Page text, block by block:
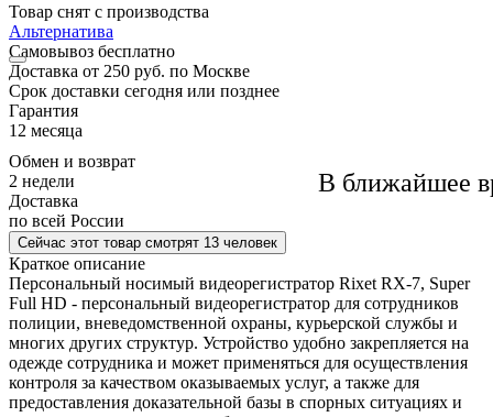
Товар снят с производства
В ближайшее
Альтернатива
Самовывоз бесплатно
Доставка от 250 руб. по Москве
Cрок доставки сегодня или позднее
Гарантия
12 месяца
Обмен и возврат
2 недели
Доставка
по всей России
Сейчас этот товар смотрят 13 человек
Краткое описание
Персональный носимый видеорегистратор Rixet RX-7, Super
Full HD - персональный видеорегистратор для сотрудников
полиции, вневедомственной охраны, курьерской службы и
многих других структур. Устройство удобно закрепляется на
одежде сотрудника и может применяться для осуществления
контроля за качеством оказываемых услуг, а также для
предоставления доказательной базы в спорных ситуациях и